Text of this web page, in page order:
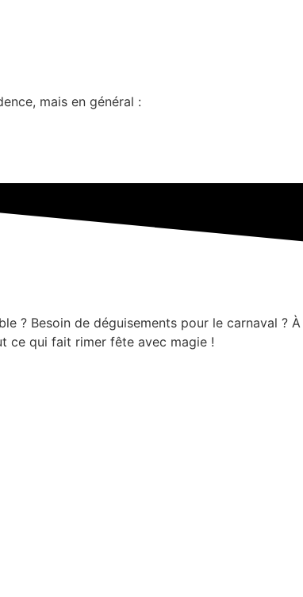
mais en général :
? Besoin de déguisements pour le carnaval
ce qui fait rimer fête avec magie !